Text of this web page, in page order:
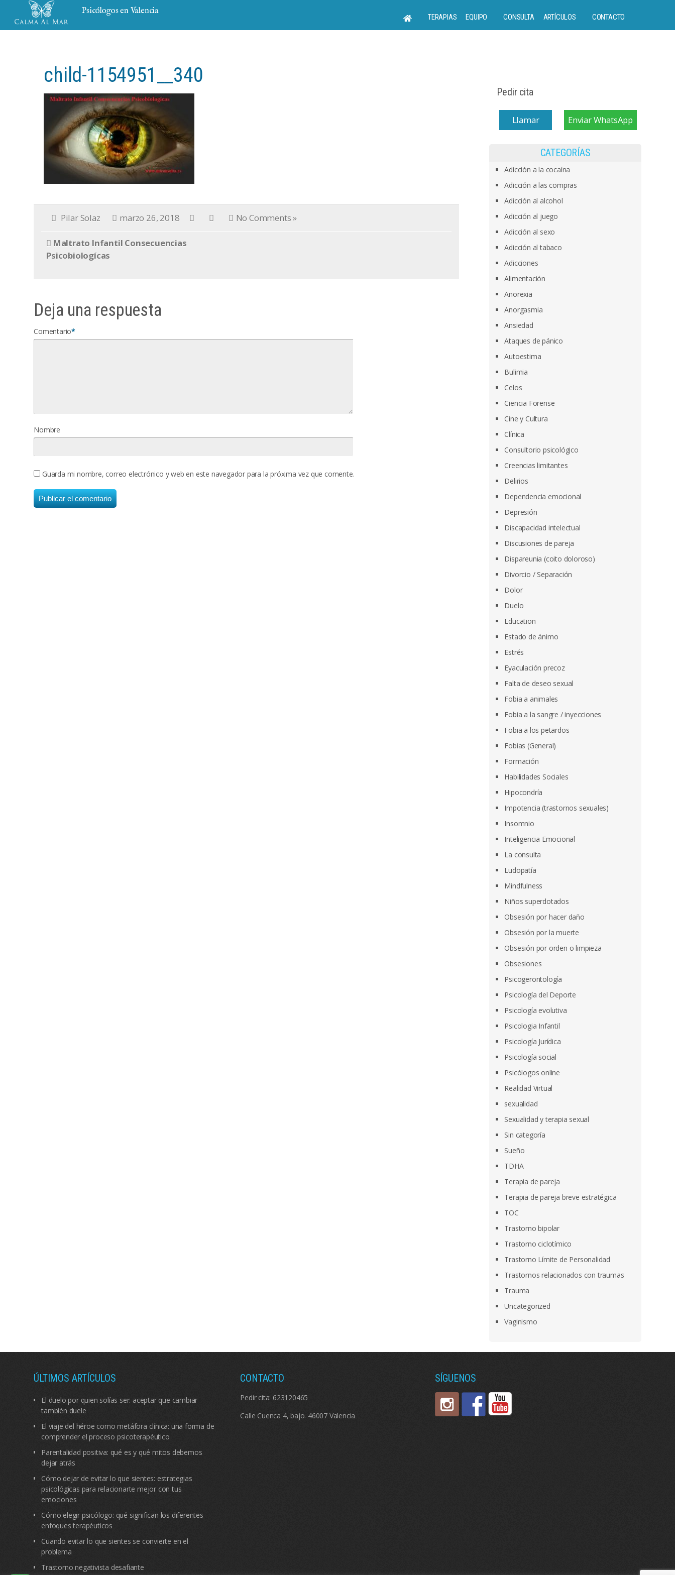
Psicólogos en Valencia
TERAPIAS EQUIPO CONSULTA ARTÍCULOS CONTACTO
child-1154951__340
Pilar Solaz marzo 26, 2018 No Comments »
Maltrato Infantil Consecuencias
Psicobiologícas
Deja una respuesta
Comentario*
Nombre
Guarda mi nombre, correo electrónico y web en este navegador para la próxima vez que comente.
Pedir cita
Llamar Enviar WhatsApp
CATEGORÍAS
Adicción a la cocaína
Adicción a las compras
Adicción al alcohol
Adicción al juego
Adicción al sexo
Adicción al tabaco
Adicciones
Alimentación
Anorexia
Anorgasmia
Ansiedad
Ataques de pánico
Autoestima
Bulimia
Celos
Ciencia Forense
Cine y Cultura
Clínica
Consultorio psicológico
Creencias limitantes
Delirios
Dependencia emocional
Depresión
Discapacidad intelectual
Discusiones de pareja
Dispareunia (coito doloroso)
Divorcio / Separación
Dolor
Duelo
Education
Estado de ánimo
Estrés
Eyaculación precoz
Falta de deseo sexual
Fobia a animales
Fobia a la sangre / inyecciones
Fobia a los petardos
Fobias (General)
Formación
Habilidades Sociales
Hipocondría
Impotencia (trastornos sexuales)
Insomnio
Inteligencia Emocional
La consulta
Ludopatía
Mindfulness
Niños superdotados
Obsesión por hacer daño
Obsesión por la muerte
Obsesión por orden o limpieza
Obsesiones
Psicogerontología
Psicología del Deporte
Psicología evolutiva
Psicologia Infantil
Psicología Jurídica
Psicología social
Psicólogos online
Realidad Virtual
sexualidad
Sexualidad y terapia sexual
Sin categoría
Sueño
TDHA
Terapia de pareja
Terapia de pareja breve estratégica
TOC
Trastorno bipolar
Trastorno ciclotímico
Trastorno Límite de Personalidad
Trastornos relacionados con traumas
Trauma
Uncategorized
Vaginismo
ÚLTIMOS ARTÍCULOS
El duelo por quien solías ser: aceptar que cambiar
también duele
El viaje del héroe como metáfora clínica: una forma de
comprender el proceso psicoterapéutico
Parentalidad positiva: qué es y qué mitos debemos
dejar atrás
Cómo dejar de evitar lo que sientes: estrategias
psicológicas para relacionarte mejor con tus
emociones
Cómo elegir psicólogo: qué significan los diferentes
enfoques terapéuticos
Cuando evitar lo que sientes se convierte en el
problema
Trastorno negativista desafiante
CONTACTO
Pedir cita: 623120465
Calle Cuenca 4, bajo. 46007 Valencia
SÍGUENOS